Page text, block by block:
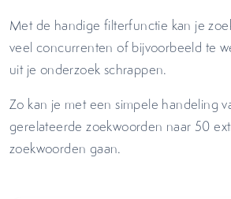
Met de handige filterfunctie kan je
veel concurrenten of bijvoorbeeld te
uit je onderzoek schrappen.
Zo kan je met een simpele handeling
gerelateerde zoekwoorden naar 50
zoekwoorden gaan.